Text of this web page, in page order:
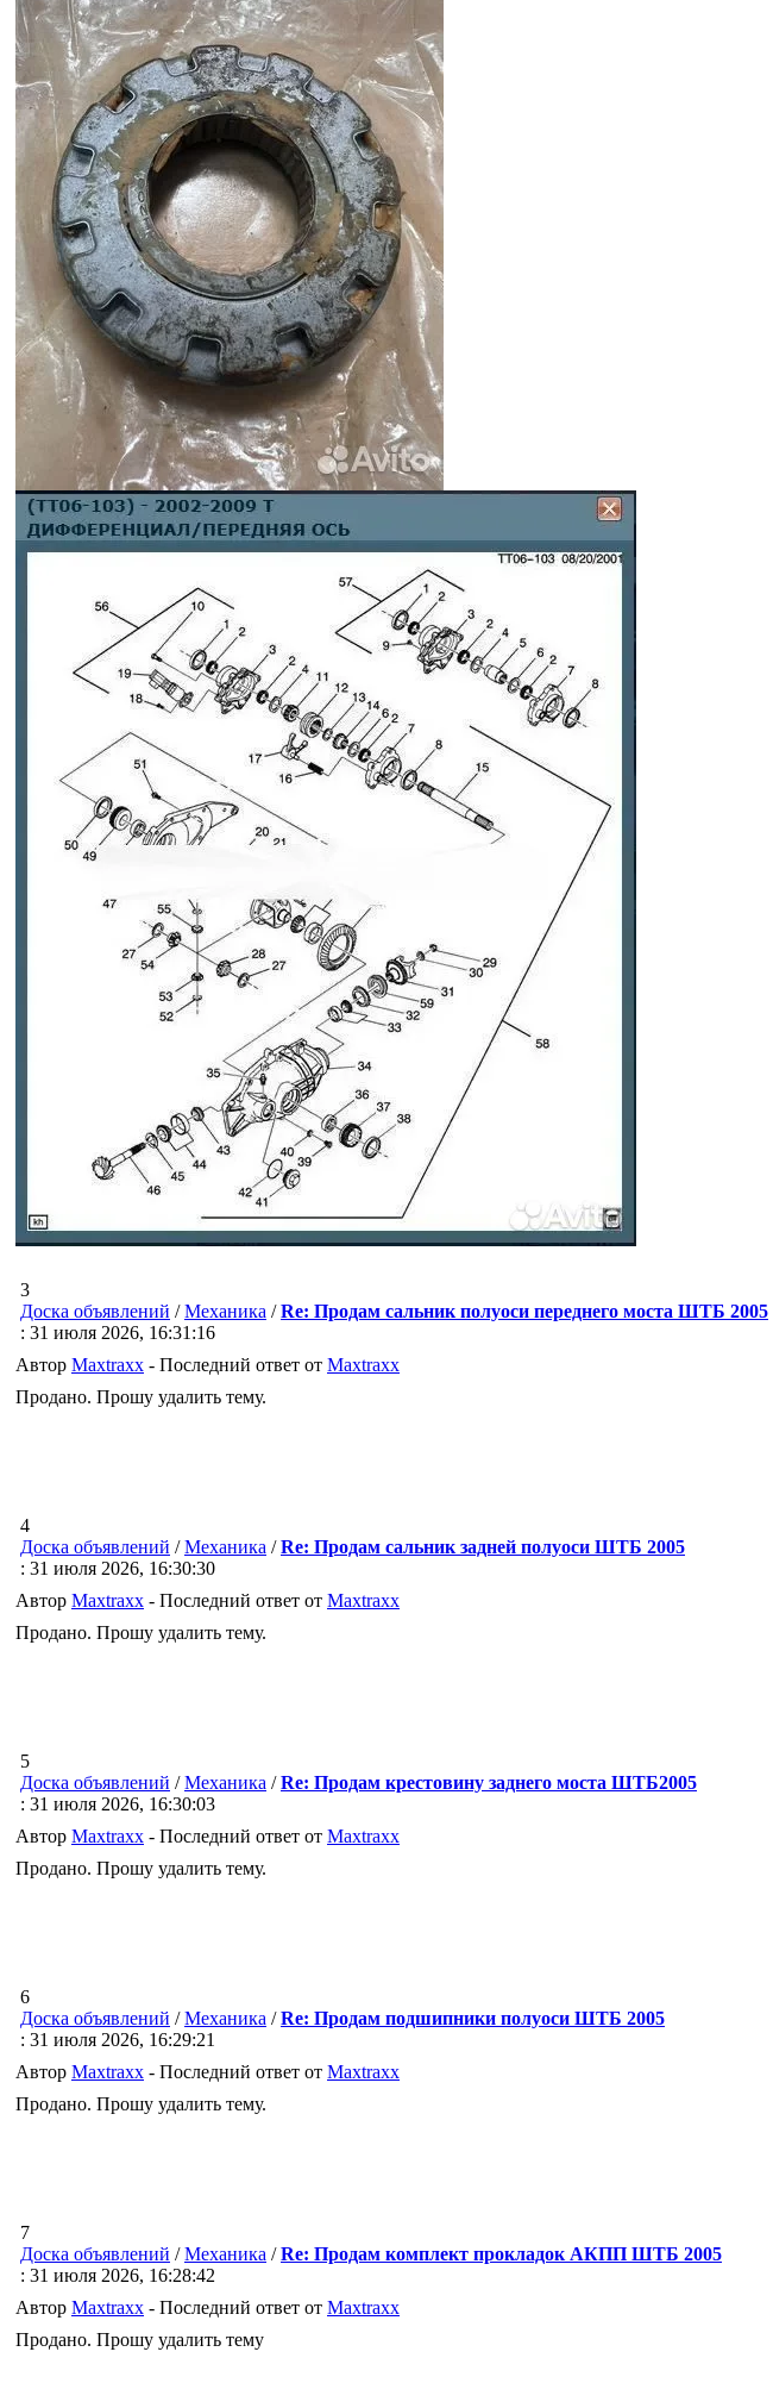
3
Доска объявлений /Механика /Re: Продам сальник полуоси переднего моста ШТБ 2005
: 31 июля 2026, 16:31:16
Автор Maxtraxx - Последний ответ от Maxtraxx
Продано. Прошу удалить тему.
4
Доска объявлений /Механика /Re: Продам сальник задней полуоси ШТБ 2005
: 31 июля 2026, 16:30:30
Автор Maxtraxx - Последний ответ от Maxtraxx
Продано. Прошу удалить тему.
5
Доска объявлений /Механика /Re: Продам крестовину заднего моста ШТБ2005
: 31 июля 2026, 16:30:03
Автор Maxtraxx - Последний ответ от Maxtraxx
Продано. Прошу удалить тему.
6
Доска объявлений /Механика /Re: Продам подшипники полуоси ШТБ 2005
: 31 июля 2026, 16:29:21
Автор Maxtraxx - Последний ответ от Maxtraxx
Продано. Прошу удалить тему.
7
Доска объявлений /Механика /Re: Продам комплект прокладок АКПП ШТБ 2005
: 31 июля 2026, 16:28:42
Автор Maxtraxx - Последний ответ от Maxtraxx
Продано. Прошу удалить тему